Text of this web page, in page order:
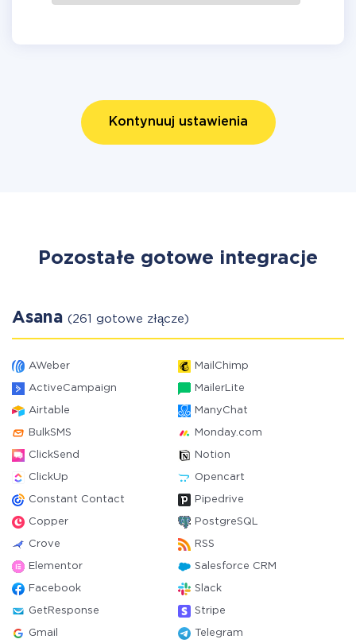
Kontynuuj ustawienia
Pozostałe gotowe integracje
Asana (261 gotowe złącze)
AWeber MailChimp
ActiveCampaign MailerLite
Airtable ManyChat
BulkSMS Monday.com
ClickSend Notion
ClickUp Opencart
Constant Contact Pipedrive
Copper PostgreSQL
Crove RSS
Elementor Salesforce CRM
Facebook Slack
GetResponse Stripe
Gmail Telegram